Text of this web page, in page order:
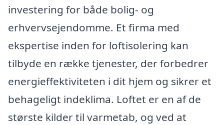
investering for både bolig- og
erhvervsejendomme. Et firma med
ekspertise inden for loftisolering kan
tilbyde en række tjenester, der forbedrer
energieffektiviteten i dit hjem og sikrer et
behageligt indeklima. Loftet er en af de
største kilder til varmetab, og ved at